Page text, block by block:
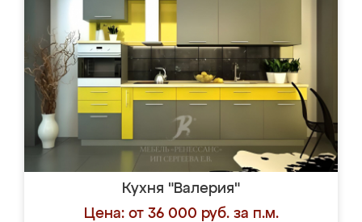
Кухня "Валерия"
Цена: от 36 000 руб. за п.м.